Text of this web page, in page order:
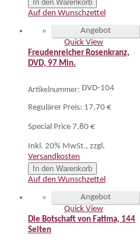
In den Warenkorb
Auf den Wunschzettel
Angebot
Quick View
Freudenreicher Rosenkranz,
DVD, 97 Min.
Artikelnummer: DVD-104
Regulärer Preis: 17,70 €
Special Price 7,80 €
Inkl. 20% MwSt., zzgl.
Versandkosten
In den Warenkorb
Auf den Wunschzettel
Angebot
Quick View
Die Botschaft von Fatima, 144
Seiten